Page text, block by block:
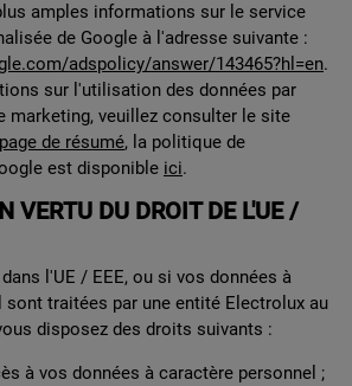
amples informations sur le service
de Google à l'adresse suivante :
adspolicy/answer/143465?hl=en.
sur l'utilisation des données par
marketing, veuillez consulter le site
page de résumé, la politique de
est disponible ici.
VERTU DU DROIT DE L'UE /
l'UE / EEE, ou si vos données à
sont traitées par une entité Electrolux au
disposez des droits suivants :
à vos données à caractère personnel ;